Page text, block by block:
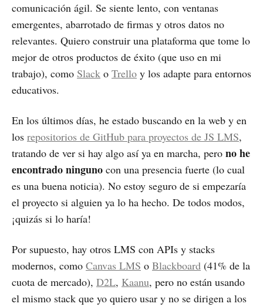
comunicación ágil. Se siente lento, con ventanas
emergentes, abarrotado de firmas y otros datos no
relevantes. Quiero construir una plataforma que tome lo
mejor de otros productos de éxito (que uso en mi
trabajo), como Slack o Trello y los adapte para entornos
educativos.
En los últimos días, he estado buscando en la web y en
los repositorios de GitHub para proyectos de JS LMS,
tratando de ver si hay algo así ya en marcha, pero no he
encontrado ninguno con una presencia fuerte (lo cual
es una buena noticia). No estoy seguro de si empezaría
el proyecto si alguien ya lo ha hecho. De todos modos,
¡quizás si lo haría!
Por supuesto, hay otros LMS con APIs y stacks
modernos, como Canvas LMS o Blackboard (41% de la
cuota de mercado), D2L, Kaanu, pero no están usando
el mismo stack que yo quiero usar y no se dirigen a los